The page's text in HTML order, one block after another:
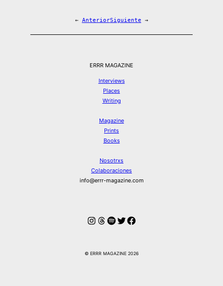
← AnteriorSiguiente →
ERRR MAGAZINE
Interviews
Places
Writing
Magazine
Prints
Books
Nosotrxs
Colaboraciones
info@errr-magazine.com
Instagram
Hilos
Spotify
Twitter
Facebook
© ERRR MAGAZINE 2026